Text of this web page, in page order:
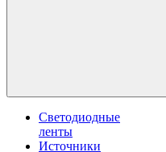
Светодиодные
ленты
Источники